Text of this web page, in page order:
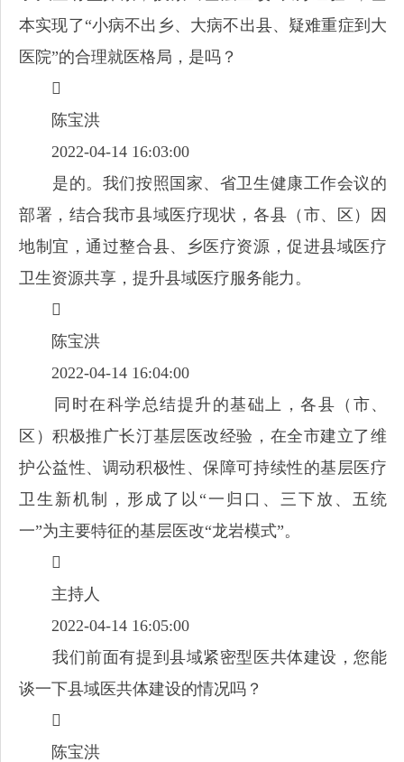
本实现了“小病不出乡、大病不出县、疑难重症到大
医院”的合理就医格局，是吗？

陈宝洪
2022-04-14 16:03:00
是的。我们按照国家、省卫生健康工作会议的
部署，结合我市县域医疗现状，各县（市、区）因
地制宜，通过整合县、乡医疗资源，促进县域医疗
卫生资源共享，提升县域医疗服务能力。

陈宝洪
2022-04-14 16:04:00
同时在科学总结提升的基础上，各县（市、
区）积极推广长汀基层医改经验，在全市建立了维
护公益性、调动积极性、保障可持续性的基层医疗
卫生新机制，形成了以“一归口、三下放、五统
一”为主要特征的基层医改“龙岩模式”。

主持人
2022-04-14 16:05:00
我们前面有提到县域紧密型医共体建设，您能
谈一下县域医共体建设的情况吗？

陈宝洪